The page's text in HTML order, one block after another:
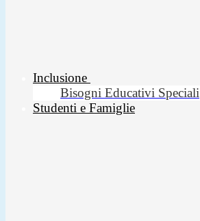
Inclusione
Bisogni Educativi Speciali
Studenti e Famiglie